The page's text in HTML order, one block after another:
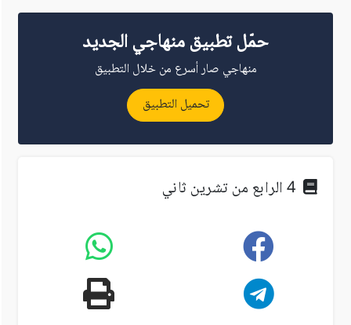
حمّل تطبيق منهاجي الجديد
منهاجي صار أسرع من خلال التطبيق
تحميل التطبيق